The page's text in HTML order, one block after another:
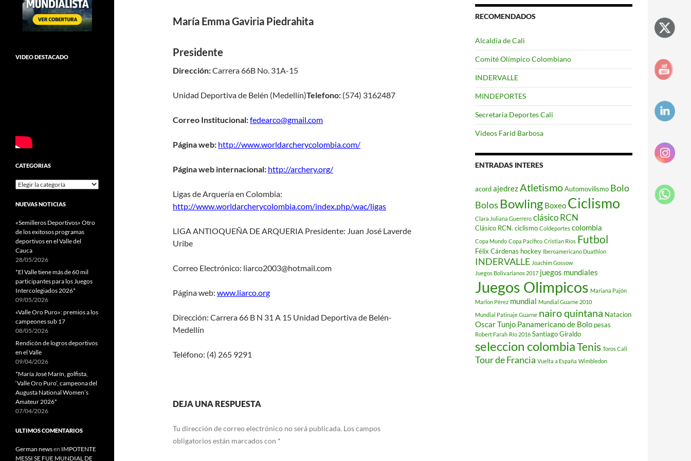
María Emma Gaviria Piedrahita
Presidente
Dirección:Carrera 66B No. 31A-15
Unidad Deportiva de Belén (Medellín)Telefono: (574) 3162487
Correo Institucional:fedearco@gmail.com
Página web: http://www.worldarcherycolombia.com/
Página web internacional: http://archery.org/
Ligas de Arquería en Colombia:
http://www.worldarcherycolombia.com/index.php/wac/ligas
LIGA ANTIOQUEÑA DE ARQUERIA Presidente: Juan José Laverde
Uribe
Correo Electrónico: liarco2003@hotmail.com
Página web: www.liarco.org
Dirección: Carrera 66 B N 31 A 15 Unidad Deportiva de Belén-
Medellín
Teléfono: (4) 265 9291
DEJA UNA RESPUESTA
Tu dirección de correo electrónico no será publicada. Los campos
obligatorios están marcados con *
RECOMENDADOS
Alcaldía de Cali
Comité Olímpico Colombiano
INDERVALLE
MINDEPORTES
Secretaria Deportes Cali
Videos Farid Barbosa
ENTRADAS INTERES
acordajedrezAtletismoAutomovilismo Bolo
Bolos Bowling Boxeo Ciclismo
Clara Juliana Guerrero clásico RCN
Clásico RCN. ciclismo Coldeportes colombia
Copa Mundo Copa Pacifico Cristian Ríos Futbol
Félix Cárdenas hockey Iberoamericano Duathlon
INDERVALLE Joachim Gossow
Juegos Bolivarianos 2017 juegos mundiales
Juegos Olimpicos Mariana Pajón
Marlon Pérez mundial Mundial Guarne 2010
Mundial Patinaje Guarne nairo quintana Natacion
Oscar Tunjo Panamericano de Bolo pesas
Robert Farah Río 2016 Santiago Giraldo
seleccion colombiaTenis Toros Cali
Tour de Francia Vuelta a España Wimbledon
VIDEO DESTACADO
CATEGORIAS
Categorias
NUEVAS NOTICIAS
«Semilleros Deportivos» Otro
de los exitosos programas
deportivos en el Valle del
Cauca
28/05/2026
*El Valle tiene más de 60 mil
participantes para los Juegos
Intercolegiados 2026*
09/05/2026
«Valle Oro Puro»: premios a los
campeones sub 17
08/05/2026
Rendicón de logros deportivos
en el Valle
09/04/2026
*María José Marín, golfista,
‘Valle Oro Puro’, campeona del
Augusta National Women’s
Amateur 2026*
07/04/2026
ULTIMOS COMENTARIOS
German newsen IMPOTENTE
MESSI SE FUE MUNDIAL DE